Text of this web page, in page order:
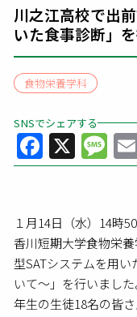
川之江高校で出
いた食事診断」
食物栄養学科
SNSでシェアする
X
１月14日（水）14時
香川短期大学食物栄
型SATシステムを用
いて～」を行いまし
年生の生徒18名の皆さ